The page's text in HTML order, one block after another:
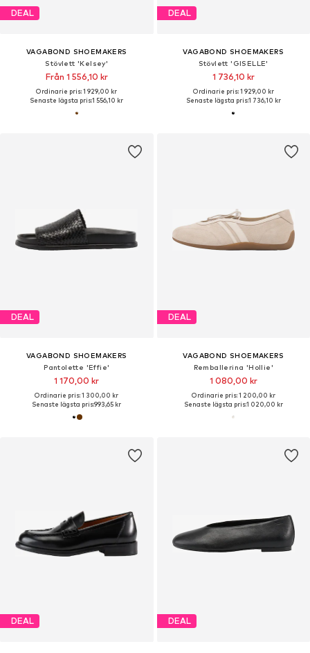
DEAL
VAGABOND SHOEMAKERS
Stövlett 'Kelsey'
Från 1 556,10 kr
Ordinarie pris: 1 929,00 kr
Senaste lägsta pris:1 556,10 kr
DEAL
VAGABOND SHOEMAKERS
Stövlett 'GISELLE'
1 736,10 kr
Ordinarie pris: 1 929,00 kr
Senaste lägsta pris:1 736,10 kr
DEAL
VAGABOND SHOEMAKERS
Pantolette 'Effie'
1 170,00 kr
Ordinarie pris: 1 300,00 kr
Senaste lägsta pris:993,65 kr
DEAL
VAGABOND SHOEMAKERS
Remballerina 'Hollie'
1 080,00 kr
Ordinarie pris: 1 200,00 kr
Senaste lägsta pris:1 020,00 kr
DEAL DEAL